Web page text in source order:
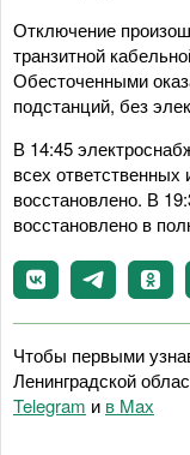
Отключение
транзитной
Обесточенными
подстанций, без
В 14:45
всех
восстановлено. В
восстановлено в
Чтобы первыми
Ленинградской
Telegram и в Maх